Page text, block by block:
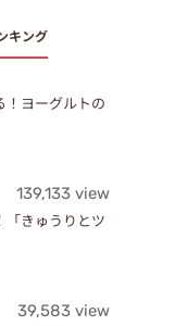
キング
！ヨーグルトの
139,133 view
「きゅうりとツ
39,583 view